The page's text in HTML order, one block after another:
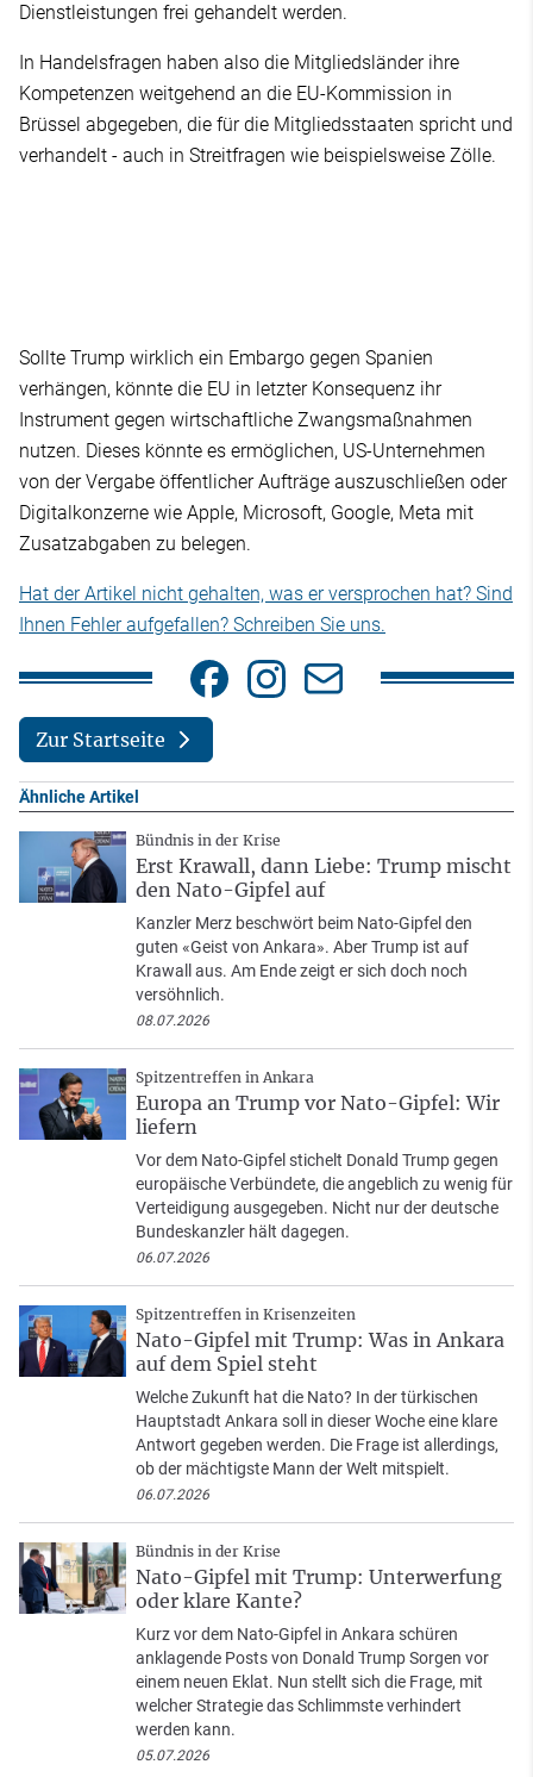
Dienstleistungen frei gehandelt werden.
In Handelsfragen haben also die Mitgliedsländer ihre
Kompetenzen weitgehend an die EU-Kommission in
Brüssel abgegeben, die für die Mitgliedsstaaten spricht und
verhandelt - auch in Streitfragen wie beispielsweise Zölle.
Sollte Trump wirklich ein Embargo gegen Spanien
verhängen, könnte die EU in letzter Konsequenz ihr
Instrument gegen wirtschaftliche Zwangsmaßnahmen
nutzen. Dieses könnte es ermöglichen, US-Unternehmen
von der Vergabe öffentlicher Aufträge auszuschließen oder
Digitalkonzerne wie Apple, Microsoft, Google, Meta mit
Zusatzabgaben zu belegen.
Hat der Artikel nicht gehalten, was er versprochen hat? Sind
Ihnen Fehler aufgefallen? Schreiben Sie uns.
Zur Startseite
Ähnliche Artikel
Bündnis in der Krise
Erst Krawall, dann Liebe: Trump mischt
den Nato-Gipfel auf
Kanzler Merz beschwört beim Nato-Gipfel den
guten «Geist von Ankara». Aber Trump ist auf
Krawall aus. Am Ende zeigt er sich doch noch
versöhnlich.
08.07.2026
Spitzentreffen in Ankara
Europa an Trump vor Nato-Gipfel: Wir
liefern
Vor dem Nato-Gipfel stichelt Donald Trump gegen
europäische Verbündete, die angeblich zu wenig für
Verteidigung ausgegeben. Nicht nur der deutsche
Bundeskanzler hält dagegen.
06.07.2026
Spitzentreffen in Krisenzeiten
Nato-Gipfel mit Trump: Was in Ankara
auf dem Spiel steht
Welche Zukunft hat die Nato? In der türkischen
Hauptstadt Ankara soll in dieser Woche eine klare
Antwort gegeben werden. Die Frage ist allerdings,
ob der mächtigste Mann der Welt mitspielt.
06.07.2026
Bündnis in der Krise
Nato-Gipfel mit Trump: Unterwerfung
oder klare Kante?
Kurz vor dem Nato-Gipfel in Ankara schüren
anklagende Posts von Donald Trump Sorgen vor
einem neuen Eklat. Nun stellt sich die Frage, mit
welcher Strategie das Schlimmste verhindert
werden kann.
05.07.2026